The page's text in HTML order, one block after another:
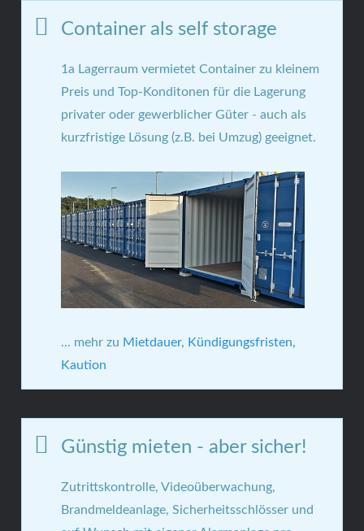
Container als self storage
1a Lagerraum vermietet Container zu kleinem
Preis und Top-Konditonen für die Lagerung
privater oder gewerblicher Güter - auch als
kurzfristige Lösung (z.B. bei Umzug) geeignet.
... mehr zu Mietdauer, Kündigungsfristen,
Kaution
Günstig mieten - aber sicher!
Zutrittskontrolle, Videoüberwachung,
Brandmeldeanlage, Sicherheitsschlösser und